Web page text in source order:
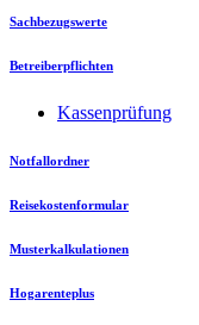
Sachbezugswerte
Betreiberpflichten
Kassenprüfung
Notfallordner
Reisekostenformular
Musterkalkulationen
Hogarenteplus